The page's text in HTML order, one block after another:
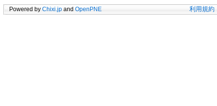
Powered by Chixi.jp and OpenPNE 利用規約